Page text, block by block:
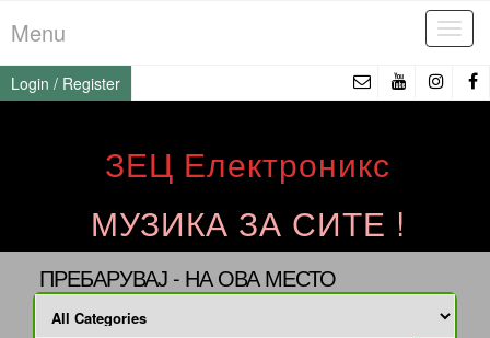
to
the
content
Menu
Login / Register
ЗЕЦ Електроникс
МУЗИКА ЗА СИТЕ !
ПРЕБАРУВАЈ - НА ОВА МЕСТО